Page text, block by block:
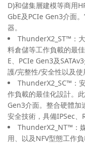
D)和儲集層建模等商用
GbE及PCIe Gen3介面
器。
ThunderX2_ST™：
料倉儲等工作負載的最
E、PCIe Gen3及
護/完整性/安全性以及使
ThunderX2_SC™：
作負載的最佳化設計。
Gen3介面。整合硬體
安全技術，具備IPSec、
ThunderX2_NT™：
用、以及NFV型態工作